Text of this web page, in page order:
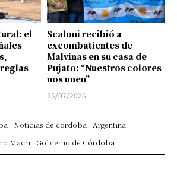
el
Scaloni recibió a
excombatientes de
Malvinas en su casa de
Pujato: “Nuestros colores
nos unen”
25/07/2026
Noticias de cordoba
Argentina
Macri
Gobierno de Córdoba